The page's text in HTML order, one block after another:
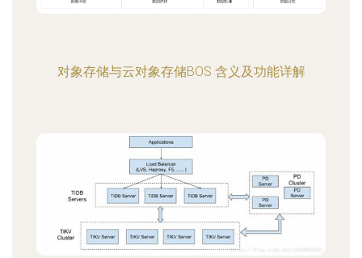
对象存储与云对象存储BOS 含义及功能详解